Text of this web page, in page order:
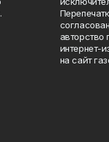
авторство
интернет-
на сайт